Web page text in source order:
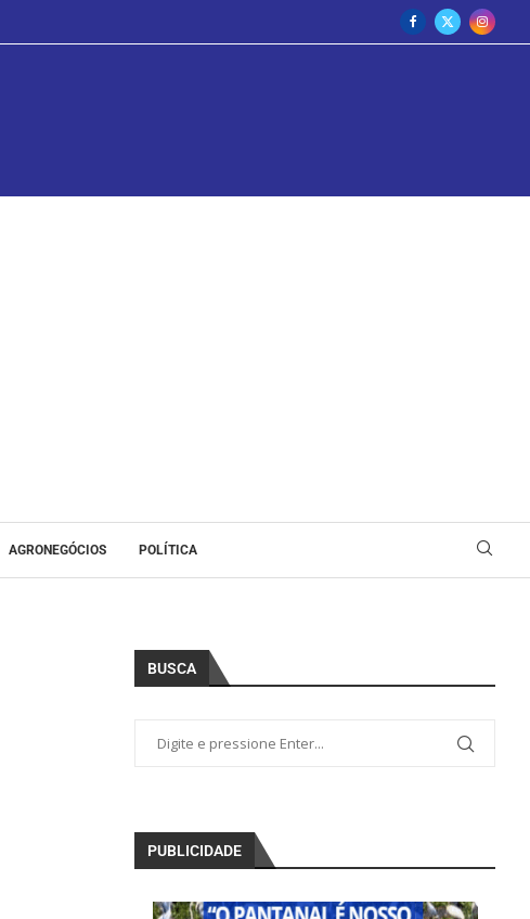
AGRONEGÓCIOS POLÍTICA
BUSCA
PUBLICIDADE